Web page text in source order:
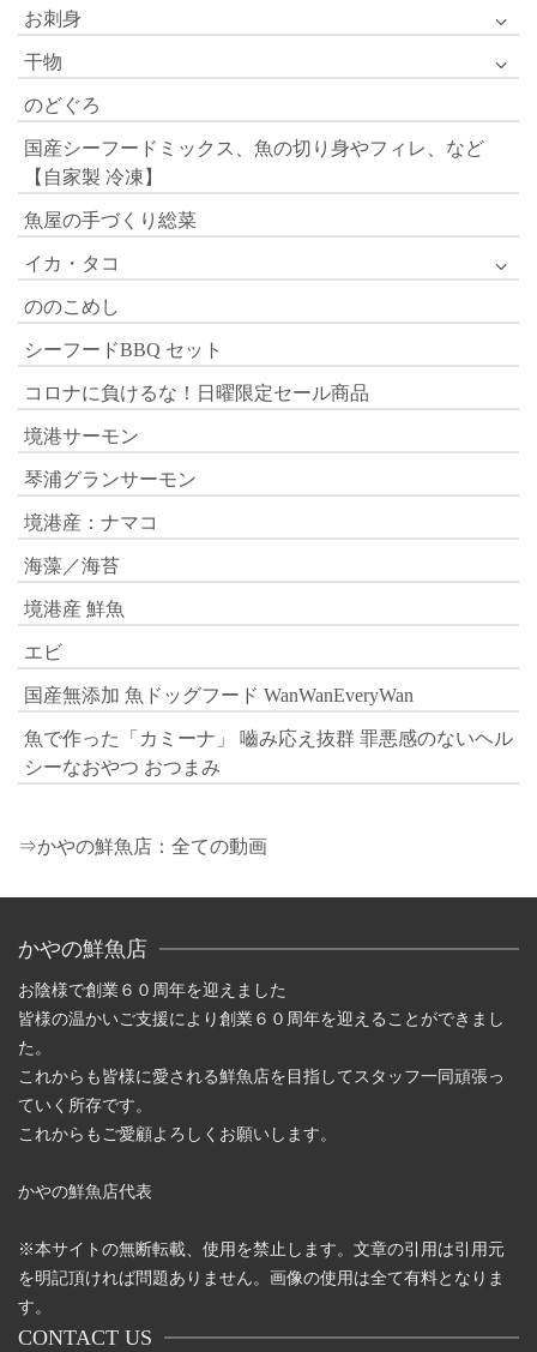
お刺身
干物
のどぐろ
国産シーフードミックス、魚の切り身やフィレ、など
【自家製 冷凍】
魚屋の手づくり総菜
イカ・タコ
ののこめし
シーフードBBQ セット
コロナに負けるな！日曜限定セール商品
境港サーモン
琴浦グランサーモン
境港産：ナマコ
海藻／海苔
境港産 鮮魚
エビ
国産無添加 魚ドッグフード WanWanEveryWan
魚で作った「カミーナ」 嚙み応え抜群 罪悪感のないヘル
シーなおやつ おつまみ
⇒かやの鮮魚店：全ての動画
かやの鮮魚店
お陰様で創業６０周年を迎えました
皆様の温かいご支援により創業６０周年を迎えることができまし
た。
これからも皆様に愛される鮮魚店を目指してスタッフ一同頑張っ
ていく所存です。
これからもご愛顧よろしくお願いします。
かやの鮮魚店代表
※本サイトの無断転載、使用を禁止します。文章の引用は引用元
を明記頂ければ問題ありません。画像の使用は全て有料となりま
す。
CONTACT US